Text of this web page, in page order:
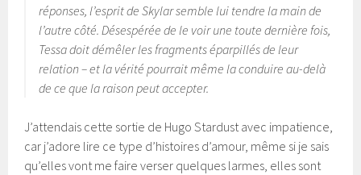
réponses, l’esprit de Skylar semble lui tendre la main de
l’autre côté. Désespérée de le voir une toute dernière fois,
Tessa doit démêler les fragments éparpillés de leur
relation – et la vérité pourrait même la conduire au-delà
de ce que la raison peut accepter.
J’attendais cette sortie de Hugo Stardust avec impatience,
car j’adore lire ce type d’histoires d’amour, même si je sais
qu’elles vont me faire verser quelques larmes, elles sont